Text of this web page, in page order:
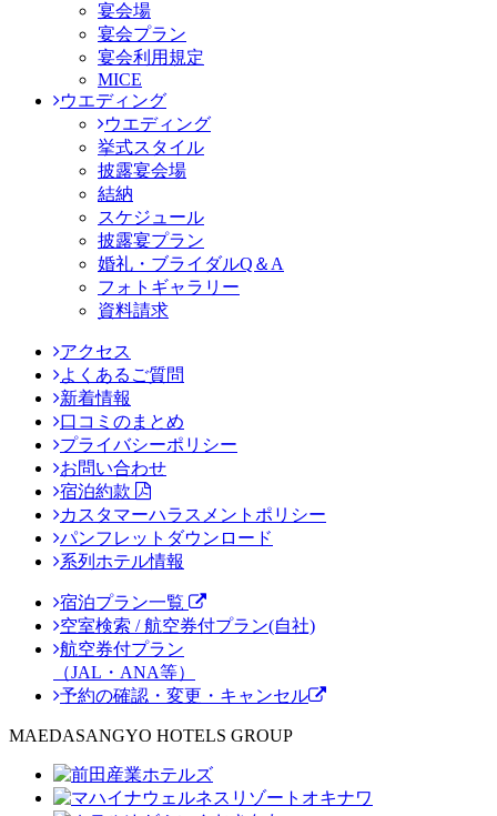
宴会場
宴会プラン
宴会利用規定
MICE
ウエディング
ウエディング
挙式スタイル
披露宴会場
結納
スケジュール
披露宴プラン
婚礼・ブライダルQ＆A
フォトギャラリー
資料請求
アクセス
よくあるご質問
新着情報
口コミのまとめ
プライバシーポリシー
お問い合わせ
宿泊約款
カスタマーハラスメントポリシー
パンフレットダウンロード
系列ホテル情報
宿泊プラン一覧
空室検索 / 航空券付プラン(自社)
航空券付プラン
（JAL・ANA等）
予約の確認・変更・キャンセル
MAEDASANGYO HOTELS GROUP